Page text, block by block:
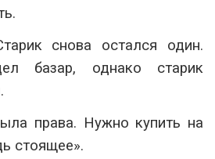
снова остался один.
базар, однако старик
права. Нужно купить на
стоящее».